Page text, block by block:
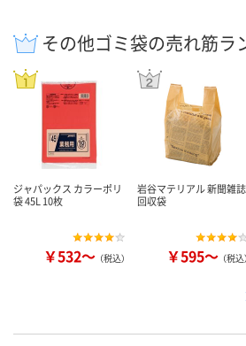
その他ゴミ袋の売れ筋ラ
ジャパックス カラーポリ
袋 45L 10枚
￥532～ （税込）
岩谷マテリアル 新聞雑誌
回収袋
￥595～ （税込）